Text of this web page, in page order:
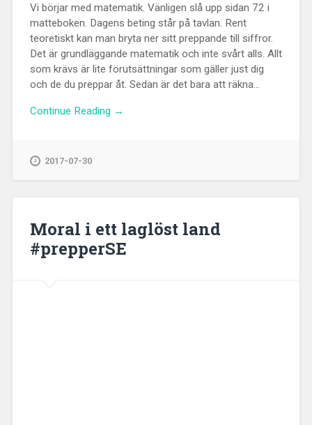
Vi börjar med matematik. Vänligen slå upp sidan 72 i
matteboken. Dagens beting står på tavlan. Rent
teoretiskt kan man bryta ner sitt preppande till siffror.
Det är grundläggande matematik och inte svårt alls. Allt
som krävs är lite förutsättningar som gäller just dig
och de du preppar åt. Sedan är det bara att räkna...
Continue Reading →
2017-07-30
Moral i ett laglöst land
#prepperSE